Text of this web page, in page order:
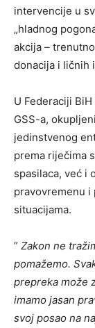
intervencije u
„hladnog
akcija –
donacija i ličnih
U Federaciji
GSS-a,
jedinstvenog
prema riječima
spasilaca, već i
pravovremenu i
situacijama.
” Zakon ne
pomažemo.
prepreka može
imamo jasan
svoj posao na